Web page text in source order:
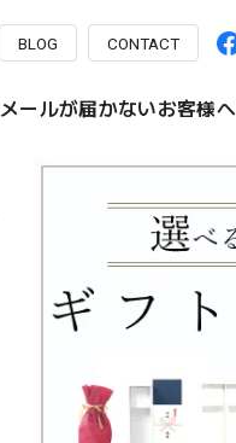
BLOG CONTACT
メールが届かないお客様へ